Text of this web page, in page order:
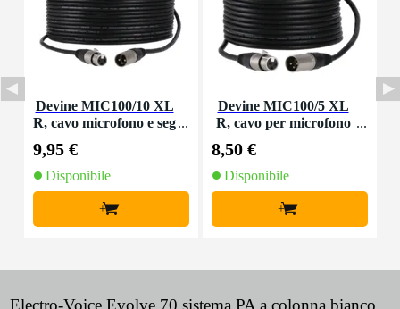
Devine MIC100/10 XL
R, cavo microfono e seg
9,95 €
Disponibile
+
Devine MIC100/5 XL
R, cavo per microfono
8,50 €
Disponibile
+